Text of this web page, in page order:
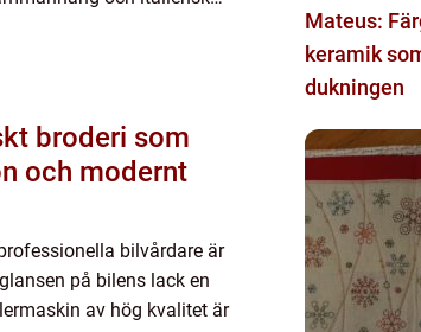
och modernt
bilvårdare är
på bilens lack en
av hög kvalitet är
Mateus:
keramik
dukningen